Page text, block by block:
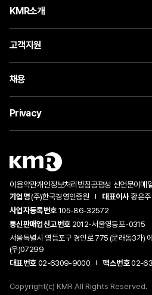
KMR소개
고객지원
채용
Privacy
이용약관개인정보처리방침공평성 선언문이메
기업명(주)한국경영인증원 대표이사황은주
사업자등록번호105-86-32572
통신판매업신고번호 2012-서울영등포-0315
서울특별시 영등포구 경인로 775 (문래동3가)
(우)07299
대표번호02-6309-9000 팩스번호02-
Copyright(c) KMR All Rights Reserved.